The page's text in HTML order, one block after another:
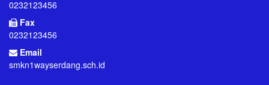
0232123456
Fax
0232123456
Email
smkn1wayserdang.sch.id